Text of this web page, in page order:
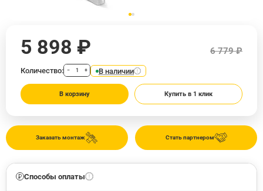
Стать партнером
Заказать монтаж
5 898 ₽ 6 779 ₽
Количество: − + В наличии
В корзину Купить в 1 клик
Способы оплаты